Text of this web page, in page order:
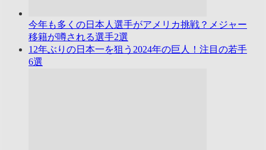
今年も多くの日本人選手がアメリカ挑戦？メジャー
移籍が噂される選手2選
12年ぶりの日本一を狙う2024年の巨人！注目の若手
6選